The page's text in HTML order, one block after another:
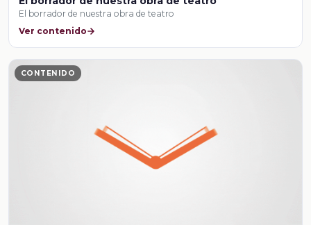
El borrador de nuestra obra de teatro
Ver contenido
CONTENIDO